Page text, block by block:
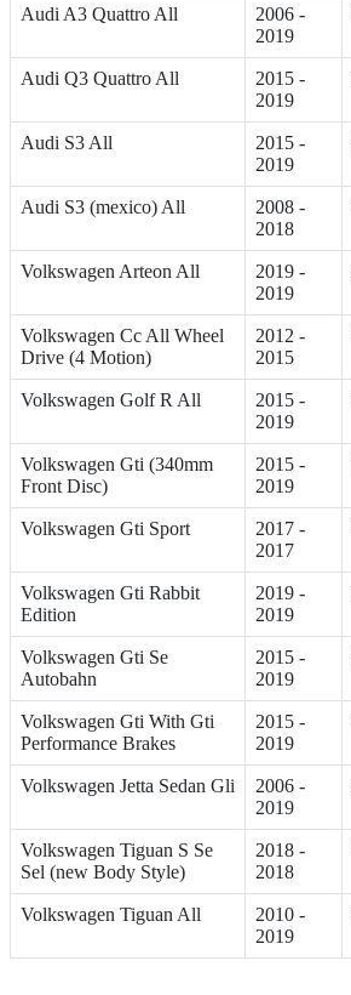
Audi A3 Quattro All
2006 -
2019
Audi Q3 Quattro All
2015 -
2019
Audi S3 All
2015 -
2019
Audi S3 (mexico) All
2008 -
2018
Volkswagen Arteon All
2019 -
2019
Volkswagen Cc All Wheel
Drive (4 Motion)
2012 -
2015
Volkswagen Golf R All
2015 -
2019
Volkswagen Gti (340mm
Front Disc)
2015 -
2019
Volkswagen Gti Sport
2017 -
2017
Volkswagen Gti Rabbit
Edition
2019 -
2019
Volkswagen Gti Se
Autobahn
2015 -
2019
Volkswagen Gti With Gti
Performance Brakes
2015 -
2019
Volkswagen Jetta Sedan Gli
2006 -
2019
Volkswagen Tiguan S Se
Sel (new Body Style)
2018 -
2018
Volkswagen Tiguan All
2010 -
2019